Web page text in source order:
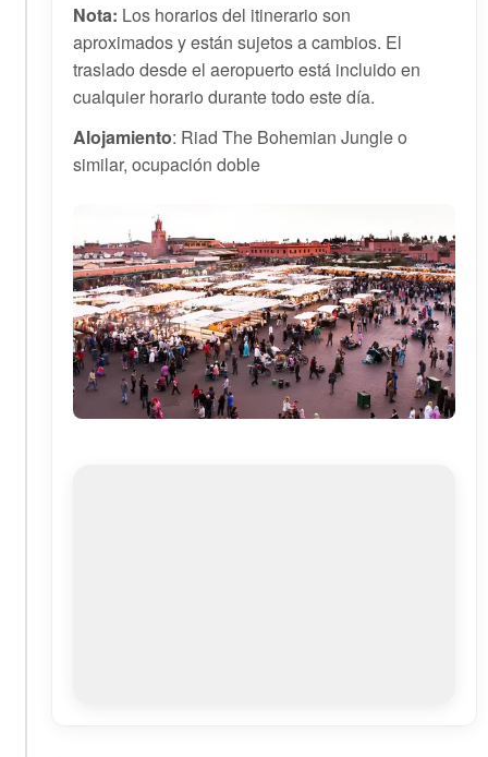
Nota: Los horarios del itinerario son
aproximados y están sujetos a cambios. El
traslado desde el aeropuerto está incluido en
cualquier horario durante todo este día.
Alojamiento: Riad The Bohemian Jungle o
similar, ocupación doble